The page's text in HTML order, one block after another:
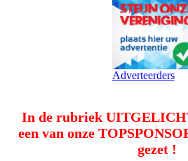
Adverteerders
In de rubriek
een van onze
gezet !